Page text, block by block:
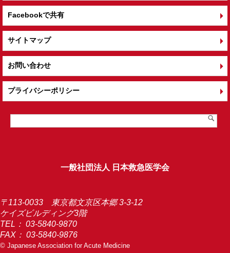
Facebookで共有
サイトマップ
お問い合わせ
プライバシーポリシー
一般社団法人 日本救急医学会
〒113-0033 東京都文京区本郷 3-3-12
ケイズビルディング3階
TEL： 03-5840-9870
FAX： 03-5840-9876
© Japanese Association for Acute Medicine